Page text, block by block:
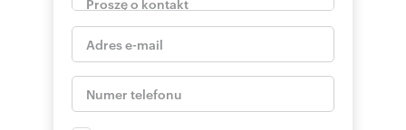
Numer oferty: 287464/3376/OMS